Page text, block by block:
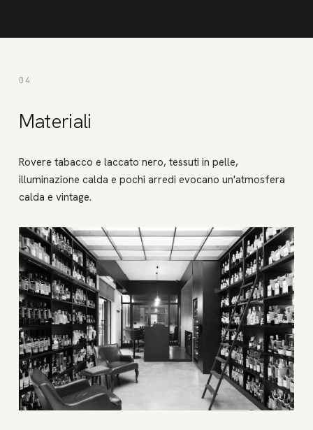
04
Materiali
Rovere tabacco e laccato nero, tessuti in pelle,
illuminazione calda e pochi arredi evocano un'atmosfera
calda e vintage.